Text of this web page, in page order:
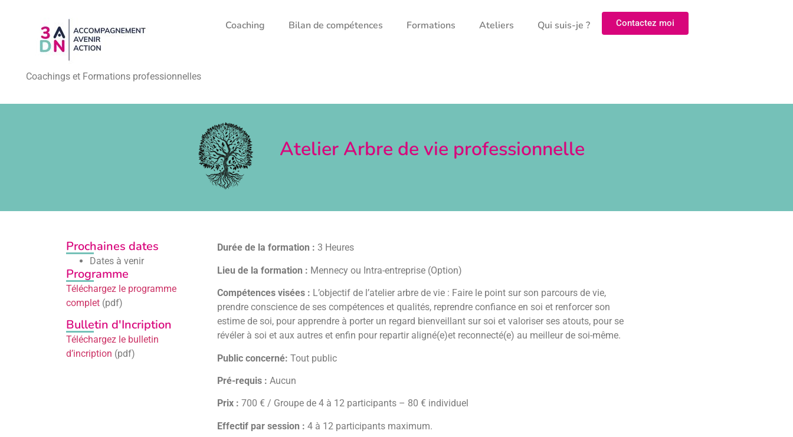
Coachings et Formations professionnelles
Coaching Bilan de compétences Formations Ateliers Qui suis-je ? Contactez moi
Atelier Arbre de vie professionnelle
Prochaines dates
Dates à venir
Programme
Téléchargez le programme
complet (pdf)
Bulletin d'Incription
Téléchargez le bulletin
d’incription (pdf)
Durée de la formation : 3 Heures
Lieu de la formation : Mennecy ou Intra-entreprise (Option)
Compétences visées : L’objectif de l’atelier arbre de vie : Faire le point sur son parcours de vie,
prendre conscience de ses compétences et qualités, reprendre confiance en soi et renforcer son
estime de soi, pour apprendre à porter un regard bienveillant sur soi et valoriser ses atouts, pour se
révéler à soi et aux autres et enfin pour repartir aligné(e)et reconnecté(e) au meilleur de soi-même.
Public concerné: Tout public
Pré-requis : Aucun
Prix : 700 € / Groupe de 4 à 12 participants – 80 € individuel
Effectif par session : 4 à 12 participants maximum.